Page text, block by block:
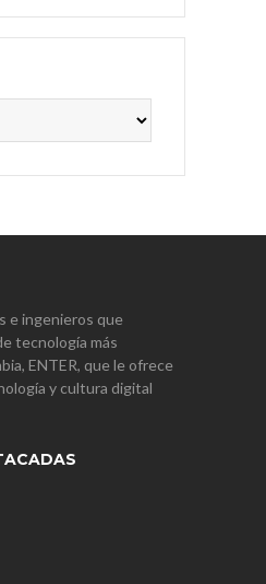
e ingenieros que
tecnología más
ENTER, que le ofrece
y cultura digital